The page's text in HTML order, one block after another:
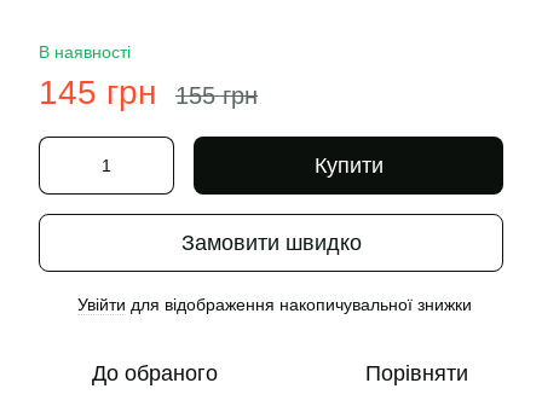
В наявності
145 грн 155 грн
Купити
Замовити швидко
Увійти для відображення накопичувальної знижки
До обраного Порівняти